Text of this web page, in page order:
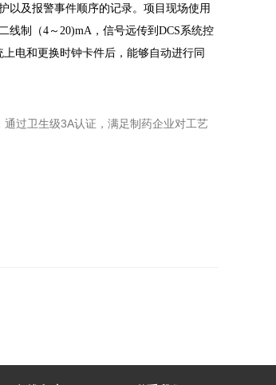
以及报警事件顺序的记录。项目现场使用
线制（4 ～ 20)mA ，信号远传到 DCS系统控
电和更换时钟卡件后，能够自动进行同
过卫生级3A认证，满足制药企业对工艺